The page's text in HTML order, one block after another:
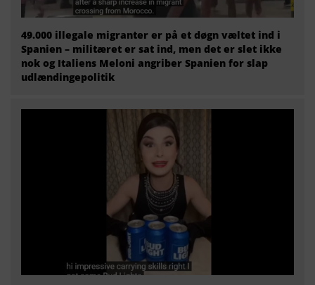
49.000 illegale migranter er på et døgn væltet ind i
Spanien – militæret er sat ind, men det er slet ikke
nok og Italiens Meloni angriber Spanien for slap
udlændingepolitik